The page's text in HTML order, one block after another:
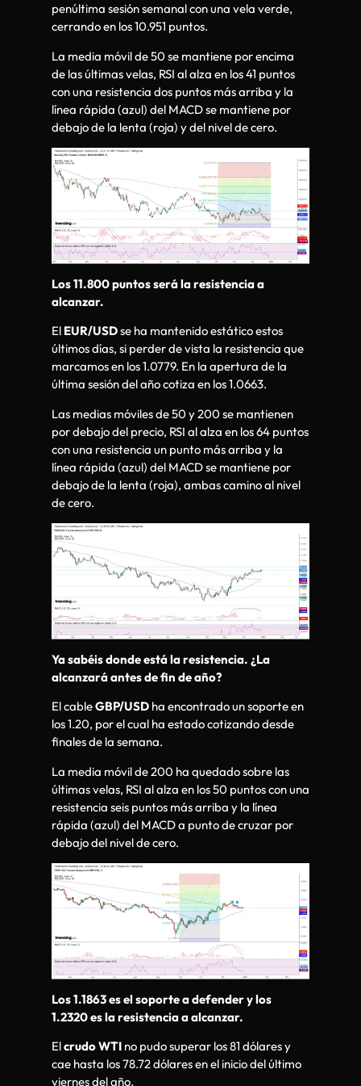
penúltima sesión semanal con una vela verde,
cerrando en los 10.951 puntos.
La media móvil de 50 se mantiene por encima
de las últimas velas, RSI al alza en los 41 puntos
con una resistencia dos puntos más arriba y la
línea rápida (azul) del MACD se mantiene por
debajo de la lenta (roja) y del nivel de cero.
Los 11.800 puntos será la resistencia a
alcanzar.
El EUR/USDse ha mantenido estático estos
últimos días, si perder de vista la resistencia que
marcamos en los 1.0779. En la apertura de la
última sesión del año cotiza en los 1.0663.
Las medias móviles de 50 y 200 se mantienen
por debajo del precio, RSI al alza en los 64 puntos
con una resistencia un punto más arriba y la
línea rápida (azul) del MACD se mantiene por
debajo de la lenta (roja), ambas camino al nivel
de cero.
Ya sabéis donde está la resistencia. ¿La
alcanzará antes de fin de año?
El cableGBP/USD ha encontrado un soporte en
los 1.20, por el cual ha estado cotizando desde
finales de la semana.
La media móvil de 200 ha quedado sobre las
últimas velas, RSI al alza en los 50 puntos con una
resistencia seis puntos más arriba y la línea
rápida (azul) del MACD a punto de cruzar por
debajo del nivel de cero.
Los 1.1863 es el soporte a defender y los
1.2320 es la resistencia a alcanzar.
Elcrudo WTI no pudo superar los 81 dólares y
cae hasta los 78.72 dólares en el inicio del último
viernes del año.